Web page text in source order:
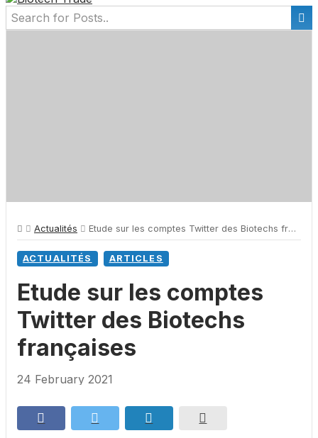
Actualités Etude sur les comptes Twitter des Biotechs françaises
ACTUALITÉS ARTICLES
Etude sur les comptes
Twitter des Biotechs
françaises
24 February 2021